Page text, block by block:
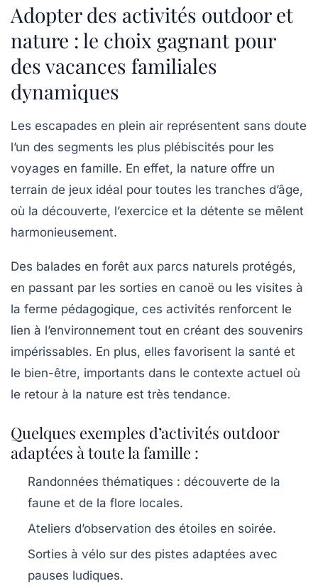
Adopter des activités outdoor et
nature : le choix gagnant pour
des vacances familiales
dynamiques
Les escapades en plein air représentent sans doute
l’un des segments les plus plébiscités pour les
voyages en famille. En effet, la nature offre un
terrain de jeux idéal pour toutes les tranches d’âge,
où la découverte, l’exercice et la détente se mêlent
harmonieusement.
Des balades en forêt aux parcs naturels protégés,
en passant par les sorties en canoë ou les visites à
la ferme pédagogique, ces activités renforcent le
lien à l’environnement tout en créant des souvenirs
impérissables. En plus, elles favorisent la santé et
le bien-être, importants dans le contexte actuel où
le retour à la nature est très tendance.
Quelques exemples d’activités outdoor
adaptées à toute la famille :
Randonnées thématiques : découverte de la
faune et de la flore locales.
Ateliers d’observation des étoiles en soirée.
Sorties à vélo sur des pistes adaptées avec
pauses ludiques.